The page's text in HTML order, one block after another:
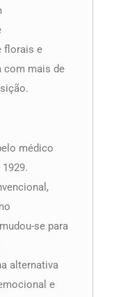
florais e
com mais de
médico
se para
alternativa
e